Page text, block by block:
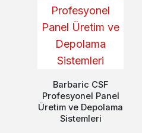
Barbaric CSF
Profesyonel Panel
Üretim ve Depolama
Sistemleri